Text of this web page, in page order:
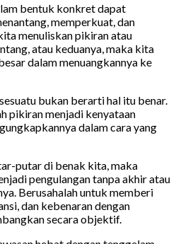
bentuk konkret dapat
memperkuat, dan
menuliskan pikiran atau
atau keduanya, maka kita
dalam menuangkannya ke
bukan berarti hal itu benar.
pikiran menjadi kenyataan
dalam cara yang
putar di benak kita, maka
pengulangan tanpa akhir atau
Berusahalah untuk memberi
dan kebenaran dengan
secara objektif.